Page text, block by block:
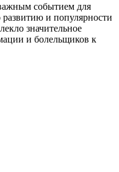
событием для
развитию и популярности
значительное
и болельщиков к